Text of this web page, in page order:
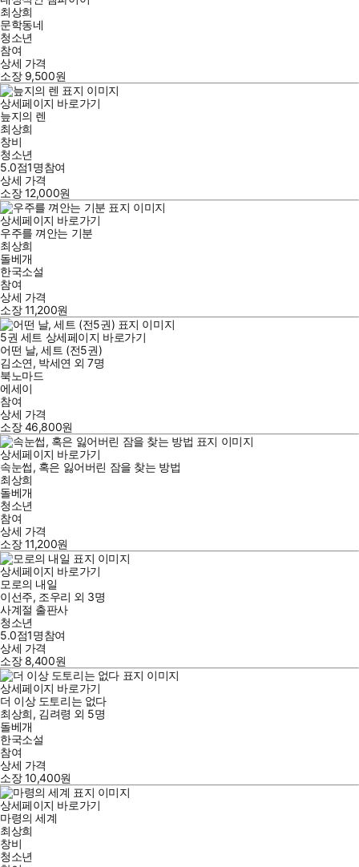
최상희
문학동네
청소년
참여
상세 가격
소장 9,500원
상세페이지 바로가기
늪지의 렌
최상희
창비
청소년
5.0점1명참여
상세 가격
소장12,000원
상세페이지 바로가기
우주를 껴안는 기분
최상희
돌베개
한국소설
참여
상세 가격
소장11,200원
5권 세트 상세페이지 바로가기
어떤 날, 세트 (전5권)
김소연, 박세연 외7명
북노마드
에세이
참여
상세 가격
소장46,800원
상세페이지 바로가기
속눈썹, 혹은 잃어버린 잠을 찾는 방법
최상희
돌베개
청소년
참여
상세 가격
소장11,200원
상세페이지 바로가기
모로의 내일
이선주, 조우리 외 3명
사계절 출판사
청소년
5.0점1명참여
상세 가격
소장 8,400원
상세페이지 바로가기
더 이상 도토리는 없다
최상희, 김려령 외 5명
돌베개
한국소설
참여
상세 가격
소장10,400원
상세페이지 바로가기
마령의 세계
최상희
창비
청소년